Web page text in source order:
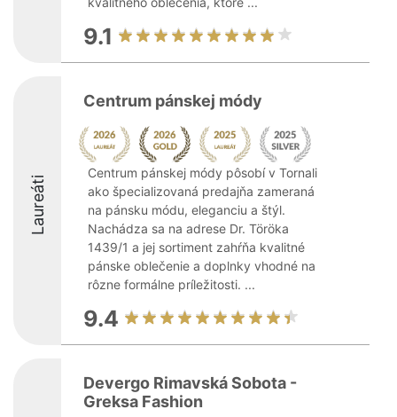
9.1
Laureáti
Centrum pánskej módy
Centrum pánskej módy pôsobí v Tornali
ako špecializovaná predajňa zameraná
na pánsku módu, eleganciu a štýl.
Nachádza sa na adrese Dr. Töröka
1439/1 a jej sortiment zahŕňa kvalitné
pánske oblečenie a doplnky vhodné na
rôzne formálne príležitosti. ...
9.4
Devergo Rimavská Sobota -
Greksa Fashion